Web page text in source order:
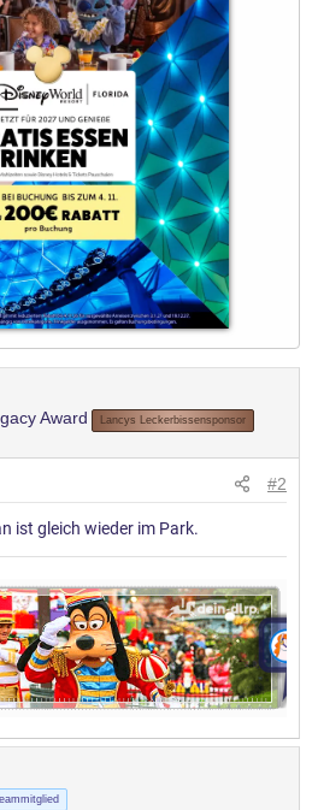
Award Lancys Leckerbissensponsor
#2
ist gleich wieder im Park.